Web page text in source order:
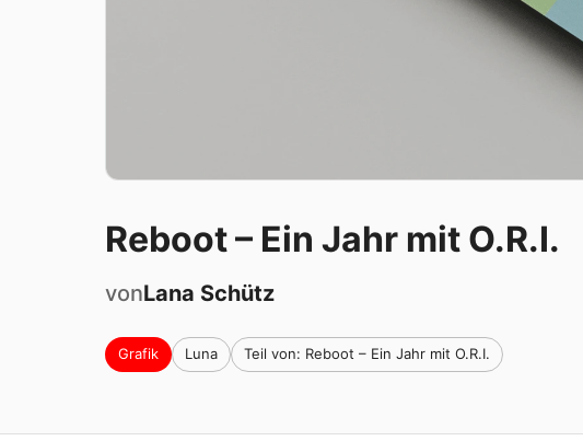
Reboot – Ein Jahr mit O.R.I.
vonLana Schütz
Grafik Luna Teil von: Reboot – Ein Jahr mit O.R.I.